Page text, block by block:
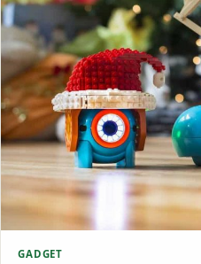
GADGET